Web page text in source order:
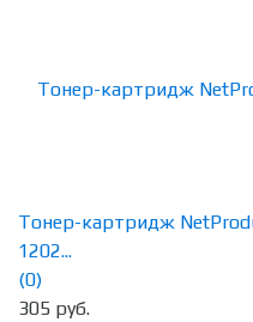
Тонер-картридж
1202...
(0)
305 руб.